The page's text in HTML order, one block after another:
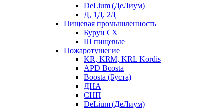
DeLium (ДеЛиум)
Д, 1Д, 2Д
Пищевая промышленность
Бурун СХ
Ш пищевые
Пожаротушение
KR, KRM, KRL Kordis
APD Boosta
Boosta (Буста)
ДНА
СНП
DeLium (ДеЛиум)